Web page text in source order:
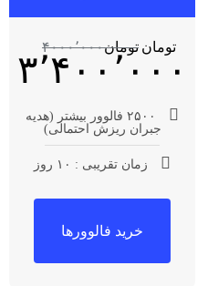
تومان۴۰۰۰٬۰۰۰ تومان
۳٬۴۰۰٬۰۰۰
۲۵۰۰ فالوور بیشتر (هدیه
جبران ریزش احتمالی)
زمان تقریبی : ۱۰ روز
خرید فالوورها